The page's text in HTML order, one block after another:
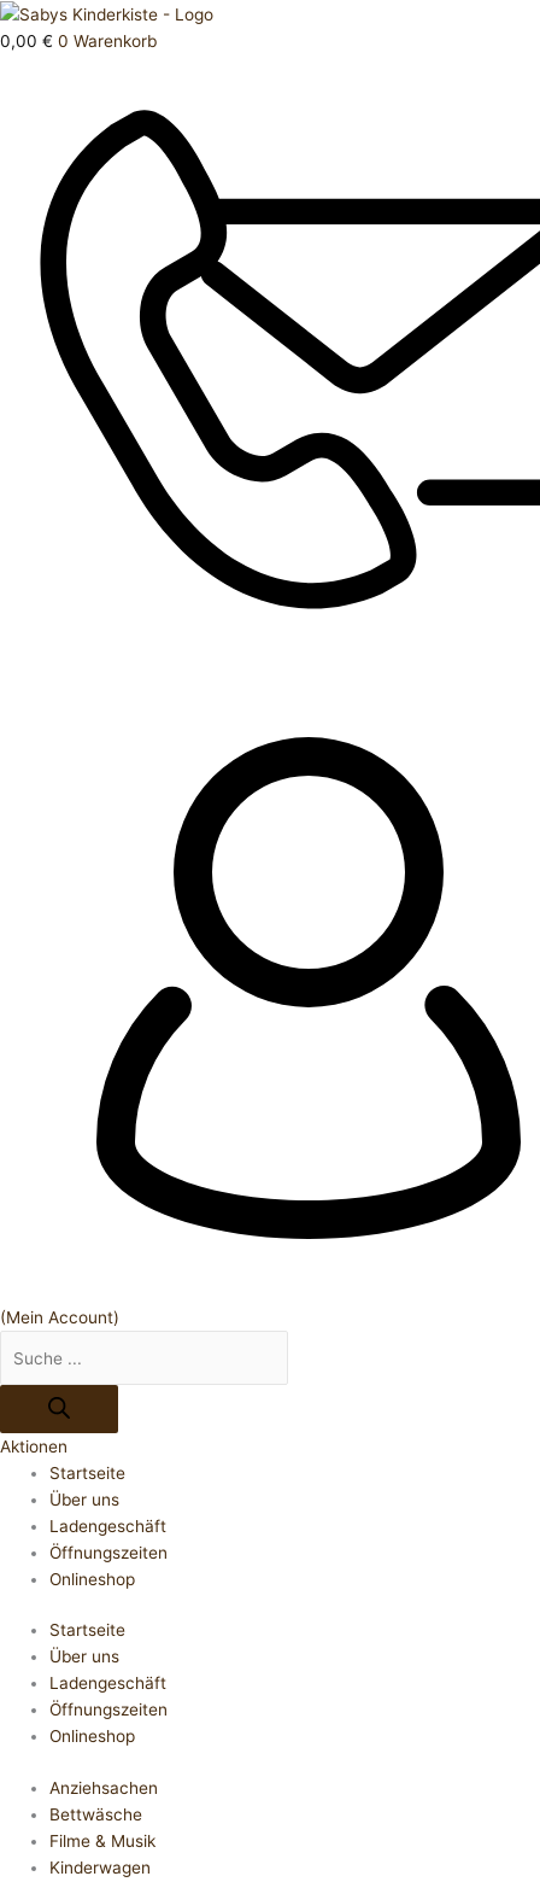
Zum
Inhalt
0,00 € 0 Warenkorb
(Mein Account)
Products
search
Aktionen
Startseite
Über uns
Ladengeschäft
Öffnungszeiten
Onlineshop
Startseite
Über uns
Ladengeschäft
Öffnungszeiten
Onlineshop
Anziehsachen
Bettwäsche
Filme & Musik
Kinderwagen
Socken
23-